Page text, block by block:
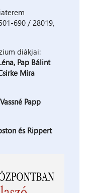
690 / 28019,
diákjai:
Pap Bálint
Míra
Papp
és Rippert